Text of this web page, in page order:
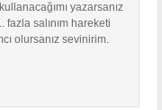
yazarsanız
salınım hareketi
olursanız sevinirim.